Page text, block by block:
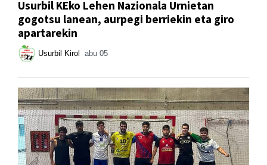
Usurbil KEko Lehen Nazionala Urnietan
gogotsu lanean, aurpegi berriekin eta giro
apartarekin
Usurbil Kirol abu 05